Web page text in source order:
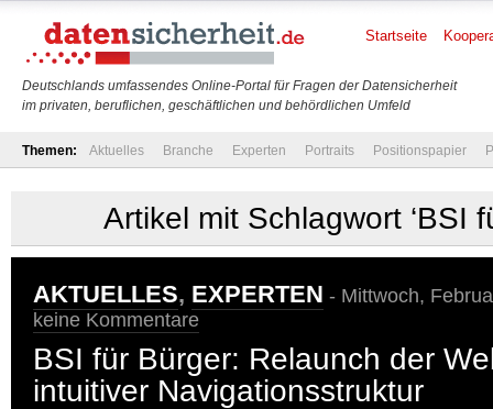
Deutschlands umfassendes Online-Portal für Fragen der Datensicherheit
im privaten, beruflichen, geschäftlichen und behördlichen Umfeld
Startseite
Themen: Aktuelles Branche Experten Portraits Positionspapier
Artikel mit Schlagwort ‘BSI
AKTUELLES, EXPERTEN - Mittwoch,
keine Kommentare
BSI für Bürger: Relaunch der
intuitiver Navigationsstruktur